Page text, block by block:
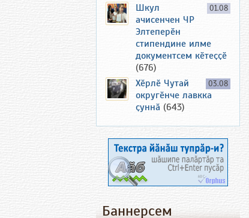
01.08
Шкул
ачисенчен ЧР
Элтеперӗн
стипендине илме
документсем кӗтеҫҫӗ
(676)
03.08
Хӗрлӗ Чутай
округӗнче лавкка
ҫуннӑ (643)
Баннерсем